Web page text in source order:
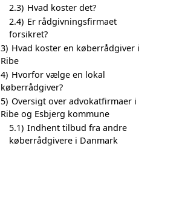
2.3) Hvad koster det?
2.4) Er rådgivningsfirmaet
forsikret?
3) Hvad koster en køberrådgiver i
Ribe
4) Hvorfor vælge en lokal
køberrådgiver?
5) Oversigt over advokatfirmaer i
Ribe og Esbjerg kommune
5.1) Indhent tilbud fra andre
køberrådgivere i Danmark